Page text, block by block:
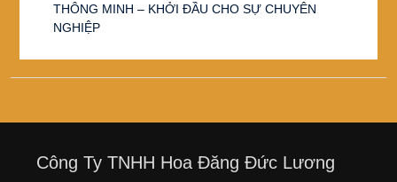
THÔNG MINH – KHỞI ĐẦU CHO SỰ CHUYÊN
NGHIỆP
Công Ty TNHH Hoa Đăng Đức Lương